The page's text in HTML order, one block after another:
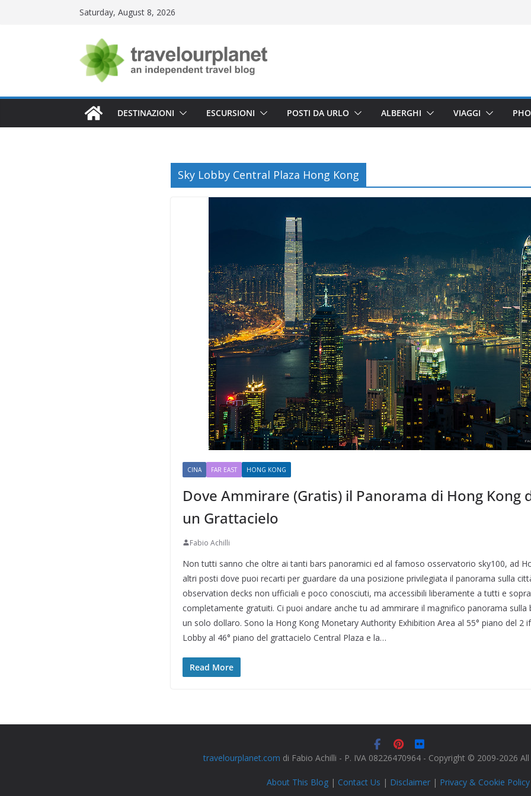
Saturday, August 8, 2026
DESTINAZIONI ESCURSIONI POSTI DA URLO ALBERGHI VIAGGI
Sky Lobby Central Plaza Hong Kong
CINA FAR EAST HONG KONG
Dove Ammirare (Gratis) il Panorama di Hong Kong
un Grattacielo
Fabio Achilli
Non tutti sanno che oltre ai tanti bars panoramici ed al famoso osservatorio sky100, ad
altri posti dove puoi recarti per guardare da una posizione privilegiata il panorama sulla
observation decks non ufficiali e poco conosciuti, ma accessibili liberamente a tutti e
completamente gratuiti. Ci puoi andare anche tu ad ammirare il magnifico panorama sulla
un solo dollaro. Sono la Hong Kong Monetary Authority Exhibition Area al 55° piano del 2
Lobby al 46° piano del grattacielo Central Plaza e la…
Read More
travelourplanet.com di Fabio Achilli - P. IVA 08226470964 - Copyright © 2009-2026
About This Blog | Contact Us | Disclaimer | Privacy & Cookie Policy